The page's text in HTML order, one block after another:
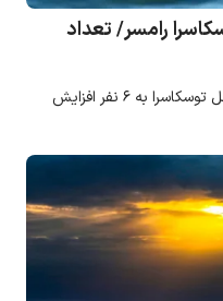
رامسر/ تعداد
شمار قربانیان حادثه غرق‌شدگی در ساحل توسکاسرا به ۶ نفر افزایش